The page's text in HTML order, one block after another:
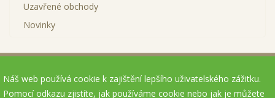
Náš web používá cookie k zajištění lepšího uživatelského zážitku.
Pomocí odkazu zjistíte, jak používáme cookie nebo jak je můžete
Uzavřené obchody
Novinky
Výrobci
Reklamace Mapa stránek
Napište nám